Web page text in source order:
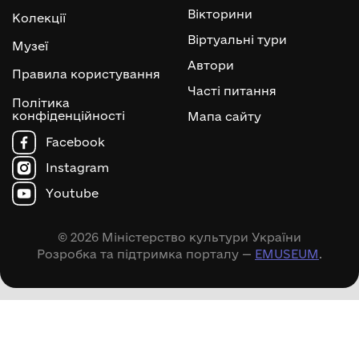
Колекції
Музеї
Правила користування
Політика
конфіденційності
Вікторини
Віртуальні тури
Автори
Часті питання
Мапа сайту
Facebook
Instagram
Youtube
© 2026 Міністерство культури України
Розробка та підтримка порталу — EMUSEUM.